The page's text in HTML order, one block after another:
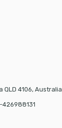
QLD 4106, Australia